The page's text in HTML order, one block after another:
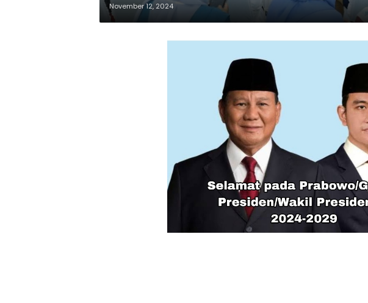
November 12, 2024